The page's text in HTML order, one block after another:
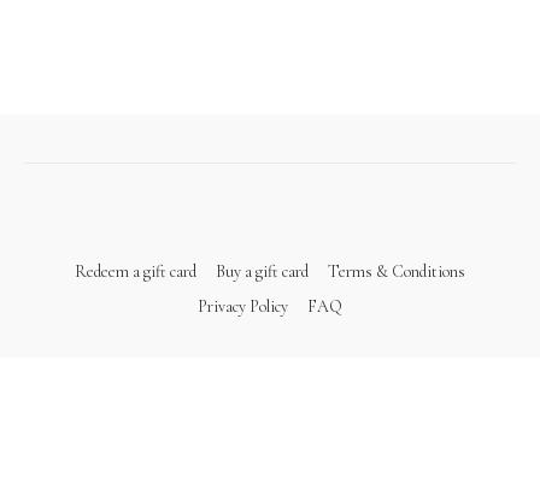
Redeem a gift card Buy a gift card
Terms & Conditions
Privacy Policy
FAQ